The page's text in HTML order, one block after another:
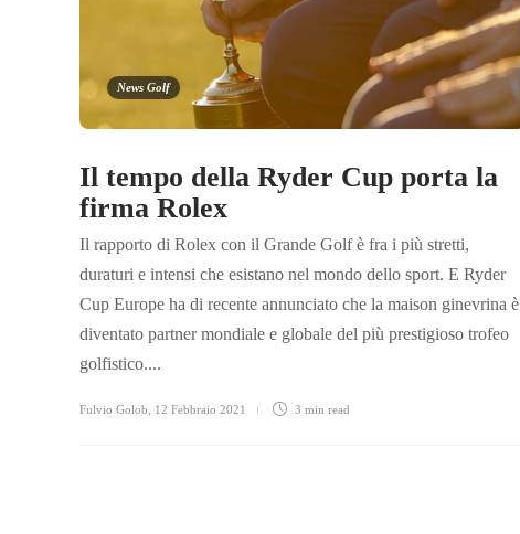
News Golf
Il tempo della Ryder Cup porta la
firma Rolex
Il rapporto di Rolex con il Grande Golf è fra i più stretti,
duraturi e intensi che esistano nel mondo dello sport. E Ryder
Cup Europe ha di recente annunciato che la maison ginevrina è
diventato partner mondiale e globale del più prestigioso trofeo
golfistico....
Fulvio Golob 12 Febbraio 2021 3 min read